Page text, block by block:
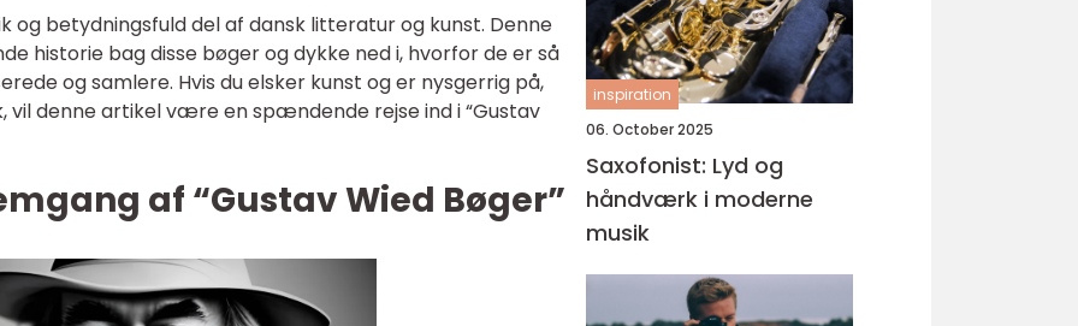
og betydningsfuld del af dansk litteratur og kunst. Denne
historie bag disse bøger og dykke ned i, hvorfor de er så
og samlere. Hvis du elsker kunst og er nysgerrig på,
denne artikel være en spændende rejse ind i “Gustav
af “Gustav Wied Bøger”
inspiration
06. October 2025
Saxofonist: Lyd og
håndværk i moderne
musik